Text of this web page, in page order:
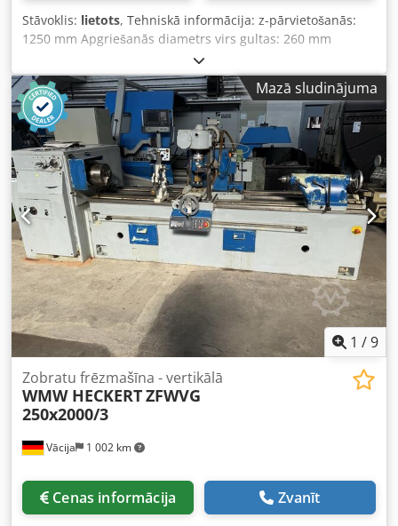
Stāvoklis: lietots, Tehniskā informācija: z-pārvietošanās:
1250 mm Apgriešanās diametrs virs gultas: 260 mm
Sagastā apstrādājamais diametrs virs gultas: 500 mm
Sagastā apstrādājamais diametrs virs atbalsta: 250 mm
Centru augstums virs gultas: 260 mm Frēzēšanas garums:
2000 mm Modulis - maks.: 8 / 12 Kopējais jaudas patēriņš:
9,5 kW Aptuvenais iekārtas svars: 3,8 t Cedpfx Akev U Un
Heajha
Mazā sludinājuma
1 /9
Vācija 1 002 km
Zobratu frēzmašīna - vertikālā
WMW HECKERTZFWVG
250x2000/3
Cenas informācija Zvanīt